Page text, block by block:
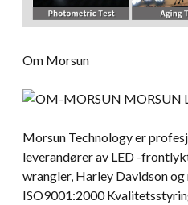
Om Morsun
Morsun Technology er
leverandører av LED -
wrangler, Harley Davidson
ISO9001:2000